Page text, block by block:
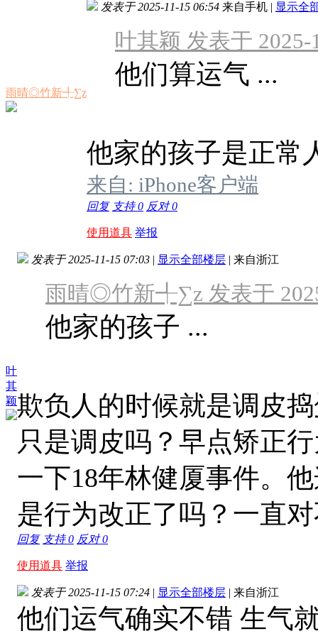
雨晴◎竹新╃∑z
发表于 2025-11-15 06:54 来自手机 | 显示全
叶其颖 发表于 2025-
他们算运气 ...
他家的孩子是正常
来自: iPhone客户端
回复 支持0 反对0
使用道具 举报
叶
其
颖
发表于 2025-11-15 07:03 | 显示全部楼层 | 来自浙江
雨晴◎竹新╃∑z 发表于
他家的孩子 ...
欺负人的时候就是调皮
只是调皮吗？早点矫正
一下18年林健厦事件。
是行为改正了吗？一直
回复 支持0 反对0
使用道具 举报
发表于 2025-11-15 07:24 | 显示全部楼层 | 来自浙江
他们运气确实不错 生气